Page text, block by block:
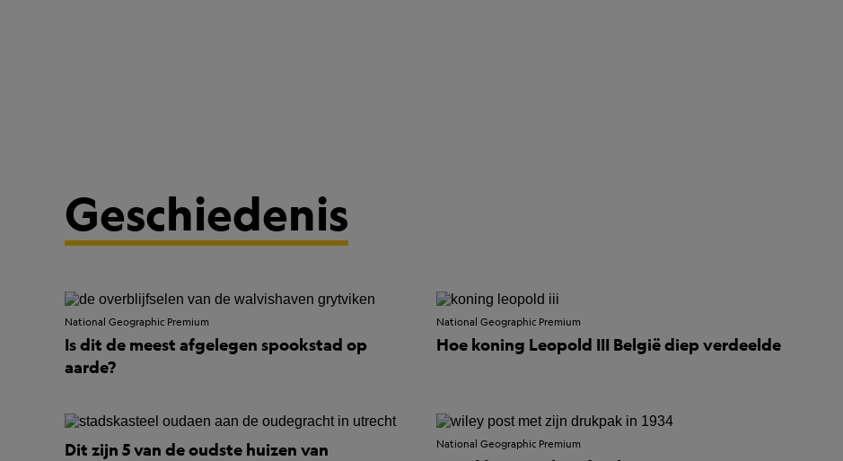
Geschiedenis
National Geographic Premium
Is dit de meest afgelegen spookstad op
aarde?
National Geographic Premium
Hoe koning Leopold III België diep verdeelde
Dit zijn 5 van de oudste huizen van National Geographic Premium